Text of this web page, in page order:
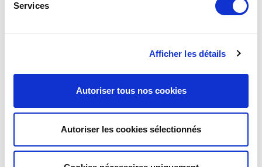
Services
Afficher les détails
Autoriser tous nos cookies
Autoriser les cookies sélectionnés
LOT DE 4 BOUCHONS DE VALVE CACHE ÉCROU DE ROUE (12 PIÈCES)